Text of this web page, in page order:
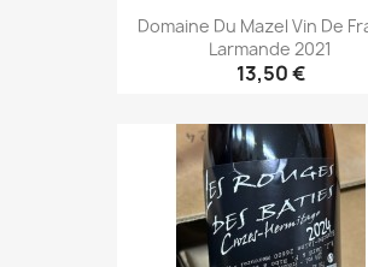
Domaine Du Mazel Vin De
Larmande 2021
13,50 €